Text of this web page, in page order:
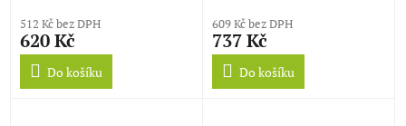
512 Kč bez DPH
620 Kč
Do košíku
609 Kč bez DPH
737 Kč
Do košíku